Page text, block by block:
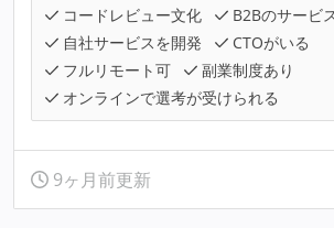
コードレビュー文化
B2Bのサービ
自社サービスを開発
CTOがいる
フルリモート可
副業制度あり
オンラインで選考が受けられる
9ヶ月前更新